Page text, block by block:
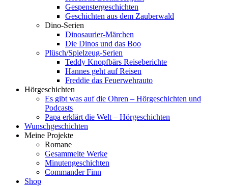
Gespenstergeschichten
Geschichten aus dem Zauberwald
Dino-Serien
Dinosaurier-Märchen
Die Dinos und das Boo
Plüsch/Spielzeug-Serien
Teddy Knopfbärs Reiseberichte
Hannes geht auf Reisen
Freddie das Feuerwehrauto
Hörgeschichten
Es gibt was auf die Ohren – Hörgeschichten und
Podcasts
Papa erklärt die Welt – Hörgeschichten
Wunschgeschichten
Meine Projekte
Romane
Gesammelte Werke
Minutengeschichten
Commander Finn
Shop